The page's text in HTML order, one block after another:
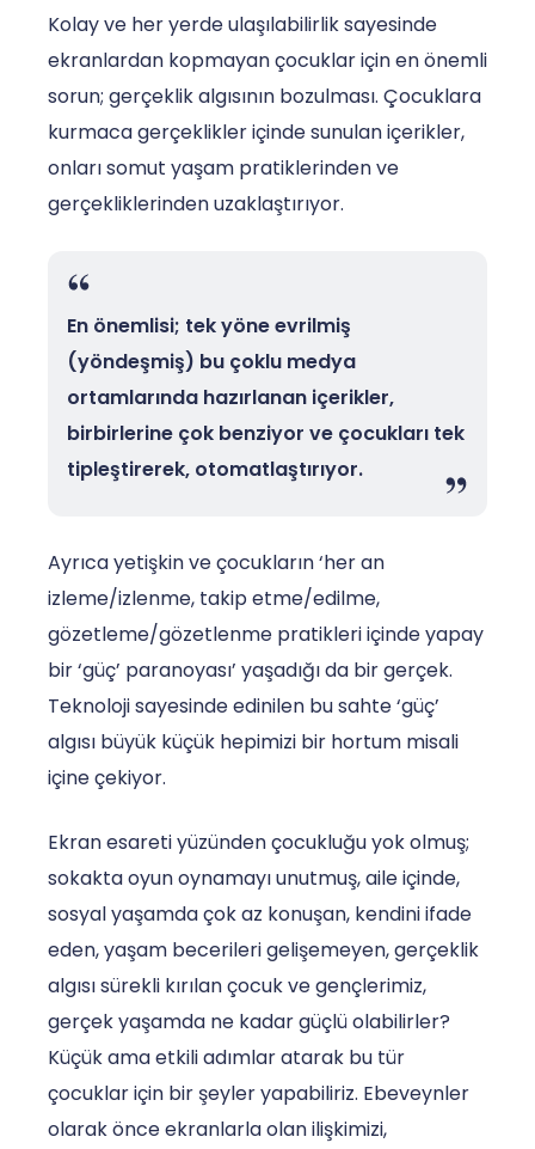
Kolay ve her yerde ulaşılabilirlik sayesinde
ekranlardan kopmayan çocuklar için en önemli
sorun; gerçeklik algısının bozulması. Çocuklara
kurmaca gerçeklikler içinde sunulan içerikler,
onları somut yaşam pratiklerinden ve
gerçekliklerinden uzaklaştırıyor.
En önemlisi; tek yöne evrilmiş
(yöndeşmiş) bu çoklu medya
ortamlarında hazırlanan içerikler,
birbirlerine çok benziyor ve çocukları tek
tipleştirerek, otomatlaştırıyor.
Ayrıca yetişkin ve çocukların ‘her an
izleme/izlenme, takip etme/edilme,
gözetleme/gözetlenme pratikleri içinde yapay
bir ‘güç’ paranoyası’ yaşadığı da bir gerçek.
Teknoloji sayesinde edinilen bu sahte ‘güç’
algısı büyük küçük hepimizi bir hortum misali
içine çekiyor.
Ekran esareti yüzünden çocukluğu yok olmuş;
sokakta oyun oynamayı unutmuş, aile içinde,
sosyal yaşamda çok az konuşan, kendini ifade
eden, yaşam becerileri gelişemeyen, gerçeklik
algısı sürekli kırılan çocuk ve gençlerimiz,
gerçek yaşamda ne kadar güçlü olabilirler?
Küçük ama etkili adımlar atarak bu tür
çocuklar için bir şeyler yapabiliriz. Ebeveynler
olarak önce ekranlarla olan ilişkimizi,